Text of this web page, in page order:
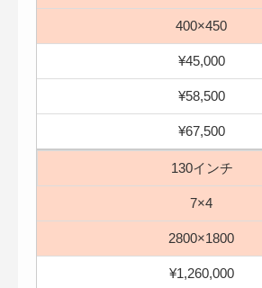
400×450
¥45,000
¥58,500
¥67,500
130インチ
7×4
2800×1800
¥1,260,000